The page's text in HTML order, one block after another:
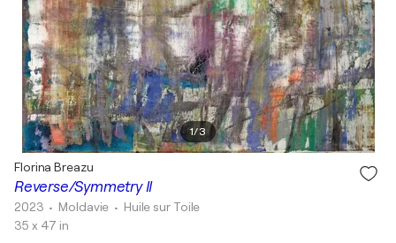
1/3
Reverse/Symmetry II
Florina Breazu
2023 • Moldavie • Huile sur Toile
35 x 47 in